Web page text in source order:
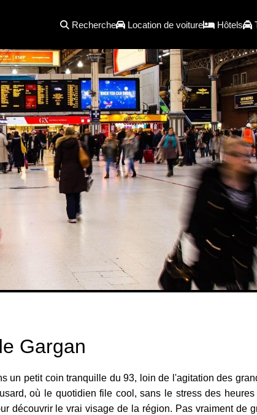
Recherche Location de voiture Hôtels
Gargan
un petit coin tranquille du 93, loin de l'agitation des
où le quotidien file cool, sans le stress des
découvrir le vrai visage de la région. Pas vraiment de